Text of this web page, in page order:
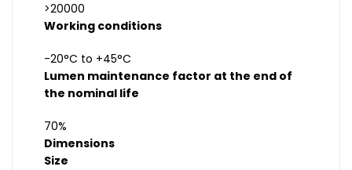
>20000
Working conditions
-20°C to +45°C
Lumen maintenance factor at the end of
the nominal life
70%
Dimensions
Size